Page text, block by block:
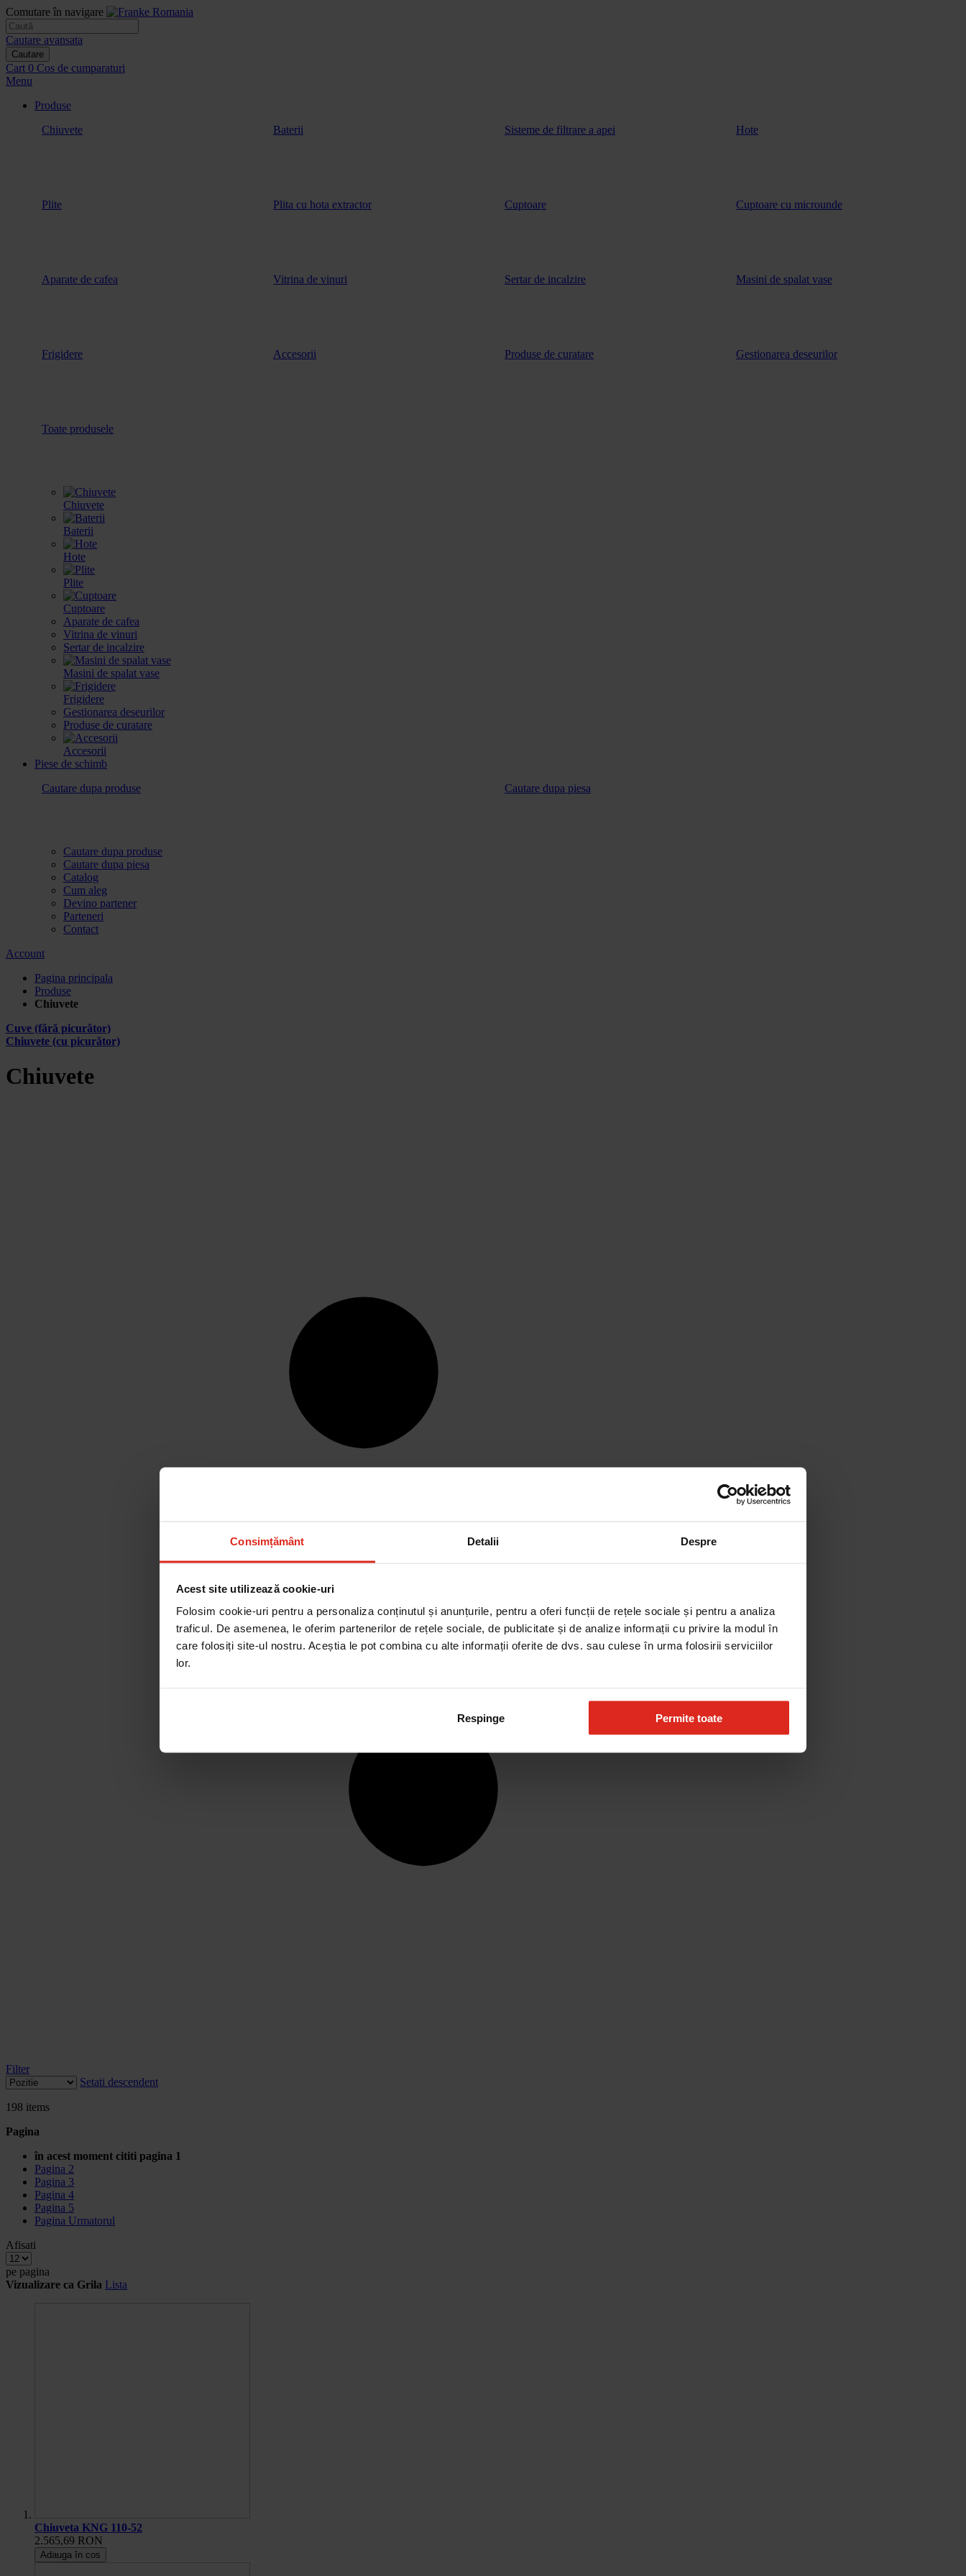
Consimțământ Detalii Despre
Acest site utilizează cookie-uri
Folosim cookie-uri pentru a personaliza conținutul și anunțurile, pentru a oferi funcții de rețele sociale și pentru a analiza
traficul. De asemenea, le oferim partenerilor de rețele sociale, de publicitate și de analize informații cu privire la modul în
care folosiți site-ul nostru. Aceștia le pot combina cu alte informații oferite de dvs. sau culese în urma folosirii serviciilor
lor.
Respinge Permite toate
Comutare în navigare
Cautare avansata
Cautare
Cart 0 Cos de cumparaturi
Menu
Produse
Chiuvete
Baterii Sisteme de filtrare a apei Hote
Plite Plita cu hota extractor Cuptoare Cuptoare cu microunde
Aparate de cafea Vitrina de vinuri Sertar de incalzire Masini de spalat vase
Frigidere Accesorii Produse de curatare Gestionarea deseurilor
Toate produsele
Chiuvete
Baterii
Hote
Plite
Cuptoare
Aparate de cafea
Vitrina de vinuri
Sertar de incalzire
Masini de spalat vase
Frigidere
Gestionarea deseurilor
Produse de curatare
Accesorii
Piese de schimb
Cautare dupa produse
Cautare dupa piesa
Cautare dupa produse
Cautare dupa piesa
Catalog
Cum aleg
Devino partener
Parteneri
Contact
Account
Pagina principala
Produse
Chiuvete
Cuve (fără picurător)
Chiuvete (cu picurător)
Chiuvete
Filter
Setati descendent
198 items
Pagina
în acest moment cititi pagina 1
Pagina 2
Pagina 3
Pagina 4
Pagina 5
Pagina Urmatorul
Afisati
pe pagina
Vizualizare ca Grila Lista
Chiuveta KNG 110-52
2.565,69 RON
Adauga în cos